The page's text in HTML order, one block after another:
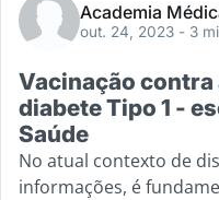
Academia
out. 24, 2023 - 3
Vacinação contra
diabete Tipo 1 -
Saúde
No atual contexto de
informações, é